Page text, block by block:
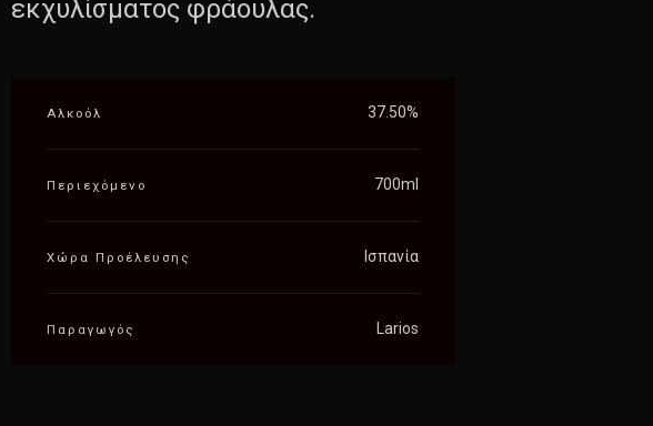
εκχυλίσματος φράουλας.
Αλκοόλ 37.50%
Περιεχόμενο 700ml
Χώρα Προέλευσης Ισπανία
Παραγωγός Larios